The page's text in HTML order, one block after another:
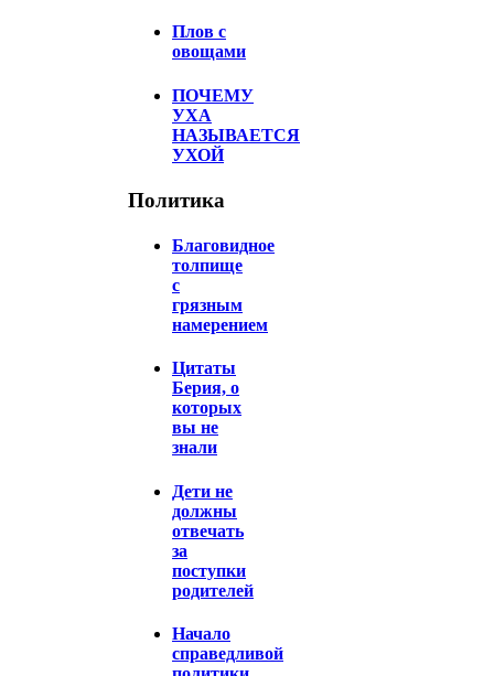
Плов с
овощами
ПОЧЕМУ
УХА
НАЗЫВАЕТСЯ
УХОЙ
Политика
Благовидное
толпище
с
грязным
намерением
Цитаты
Берия, о
которых
вы не
знали
Дети не
должны
отвечать
за
поступки
родителей
Начало
справедливой